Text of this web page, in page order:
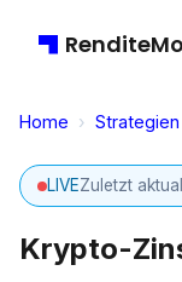
Home › Strategien
LIVEZuletzt
Krypto-